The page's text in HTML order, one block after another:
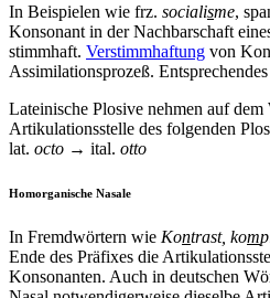
In Beispielen wie frz. socialisme,
Konsonant in der Nachbarschaft
stimmhaft. Verstimmhaftung von
Assimilationsprozeß.
Lateinische Plosive nehmen auf
Artikulationsstelle des folgenden
lat. octo → ital. otto
Homorganische Nasale
In Fremdwörtern wie Kontrast, kom
Ende des Präfixes die
Konsonanten. Auch in deutschen